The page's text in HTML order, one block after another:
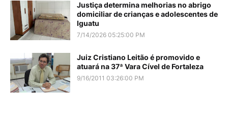
Justiça determina melhorias no abrigo
domiciliar de crianças e adolescentes de
Iguatu
7/14/2026 05:25:00 PM
Juiz Cristiano Leitão é promovido e
atuará na 37ª Vara Cível de Fortaleza
9/16/2011 03:26:00 PM